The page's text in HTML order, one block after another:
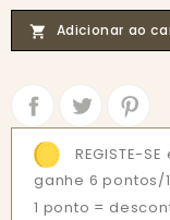
 Adicionar ao
REGISTE-
ganhe 6 pontos/
1 ponto =